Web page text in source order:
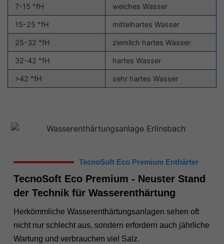
7-15 °fH weiches Wasser
15-25 °fH mittelhartes Wasser
25-32 °fH ziemlich hartes Wasser
32-42 °fH hartes Wasser
>42 °fH sehr hartes Wasser
TecnoSoft Eco Premium Enthärter
TecnoSoft Eco Premium - Neuster Stand
der Technik für Wasserenthärtung
Herkömmliche Wasserenthärtungsanlagen sehen oft
nicht nur schlecht aus, sondern erfordern auch jährliche
Wartung und verbrauchen viel Salz.